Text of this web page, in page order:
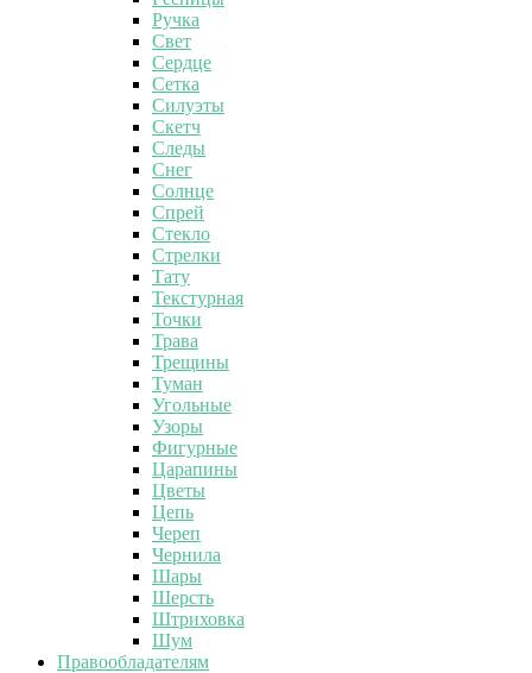
Ручка
Свет
Сердце
Сетка
Силуэты
Скетч
Следы
Снег
Солнце
Спрей
Стекло
Стрелки
Тату
Текстурная
Точки
Трава
Трещины
Туман
Угольные
Узоры
Фигурные
Царапины
Цветы
Цепь
Череп
Чернила
Шары
Шерсть
Штриховка
Шум
Правообладателям